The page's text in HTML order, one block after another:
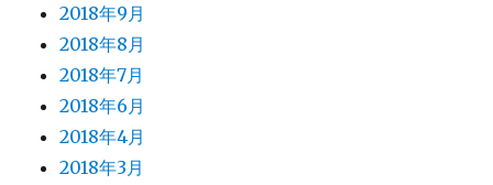
2018年9月
2018年8月
2018年7月
2018年6月
2018年4月
2018年3月